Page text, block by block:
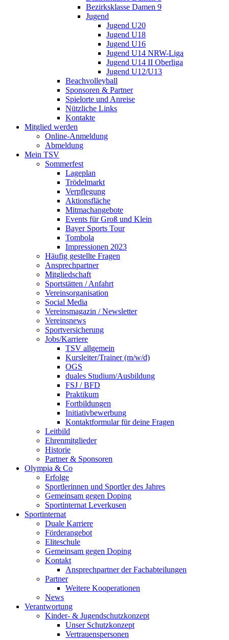
Bezirksklasse Damen 9
Jugend
Jugend U20
Jugend U18
Jugend U16
Jugend U14 NRW-Liga
Jugend U14 II Oberliga
Jugend U12/U13
Beachvolleyball
Sponsoren & Partner
Spielorte und Anreise
Nützliche Links
Kontakte
Mitglied werden
Online-Anmeldung
Abmeldung
Mein TSV
Sommerfest
Lageplan
Trödelmarkt
Verpflegung
Aktionsfläche
Mitmachangebote
Events für Groß und Klein
Bayer Sports Tour
Tombola
Impressionen 2023
Häufig gestellte Fragen
Ansprechpartner
Mitgliedschaft
Sportstätten / Anfahrt
Vereinsorganisation
Social Media
Vereinsmagazin / Newsletter
Vereinsnews
Sportversicherung
Jobs/Karriere
TSV allgemein
Kursleiter/Trainer (m/w/d)
OGS
duales Studium/Ausbildung
FSJ / BFD
Praktikum
Fortbildungen
Initiativbewerbung
Kontaktformular für deine Fragen
Leitbild
Ehrenmitglieder
Historie
Partner & Sponsoren
Olympia & Co
Erfolge
Sportlerinnen und Sportler des Jahres
Gemeinsam gegen Doping
Sportinternat Leverkusen
Sportinternat
Duale Karriere
Förderangebot
Eliteschule
Gemeinsam gegen Doping
Kontakt
Ansprechpartner der Fachabteilungen
Partner
Weitere Kooperationen
News
Verantwortung
Kinder- & Jugendschutzkonzept
Unser Schutzkonzept
Vertrauenspersonen